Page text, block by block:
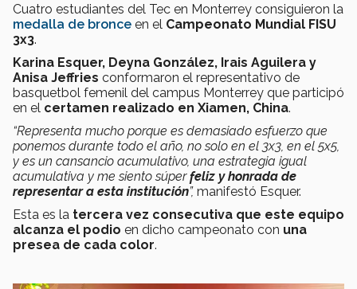
Cuatro estudiantes del Tec en Monterrey consiguieron la
medalla de bronce en el Campeonato Mundial FISU
3x3.
Karina Esquer, Deyna González, Irais Aguilera y
Anisa Jeffries conformaron el representativo de
basquetbol femenil del campus Monterrey que participó
en el certamen realizado en Xiamen, China.
“Representa mucho porque es demasiado esfuerzo que
ponemos durante todo el año, no solo en el 3x3, en el 5x5,
y es un cansancio acumulativo, una estrategia igual
acumulativa y me siento súperfeliz y honrada de
representar a esta institución”, manifestó Esquer.
Esta es la tercera vez consecutiva que este equipo
alcanza el podio en dicho campeonato con una
presea de cada color.